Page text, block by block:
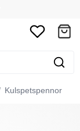
Kulspetspennor